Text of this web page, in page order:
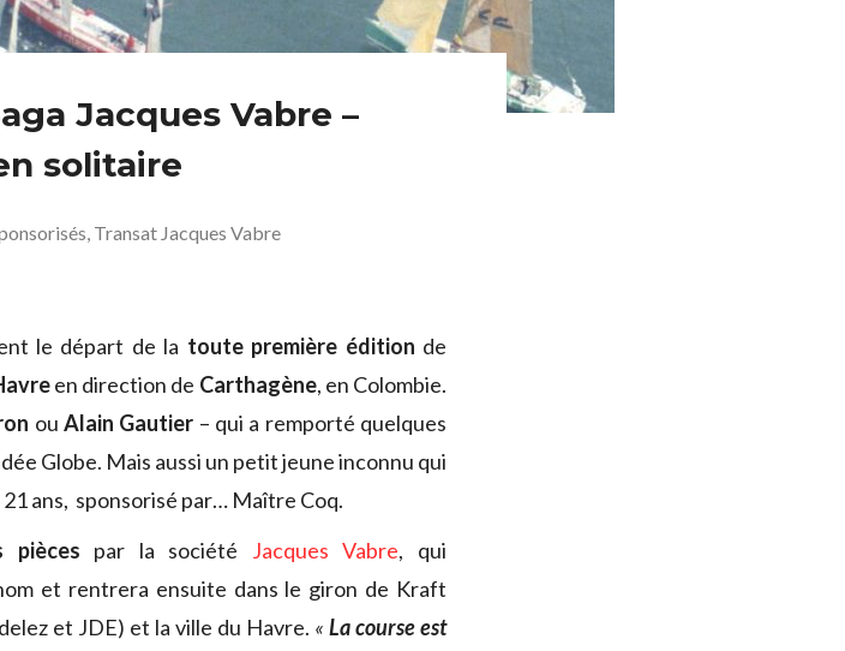
Jacques Vabre –
solitaire
, Transat Jacques Vabre
le départ de la toute première édition de
en direction de Carthagène, en Colombie.
ou Alain Gautier – qui a remporté quelques
Globe. Mais aussi un petit jeune inconnu qui
21 ans, sponsorisé par… Maître Coq.
pièces par la société Jacques Vabre, qui
et rentrera ensuite dans le giron de Kraft
et JDE) et la ville du Havre. « La course est